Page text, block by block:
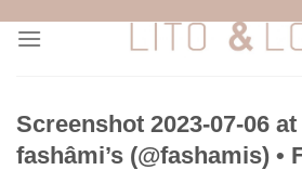
Screenshot 2023-07-06 at
fashâmi’s (@fashamis) •